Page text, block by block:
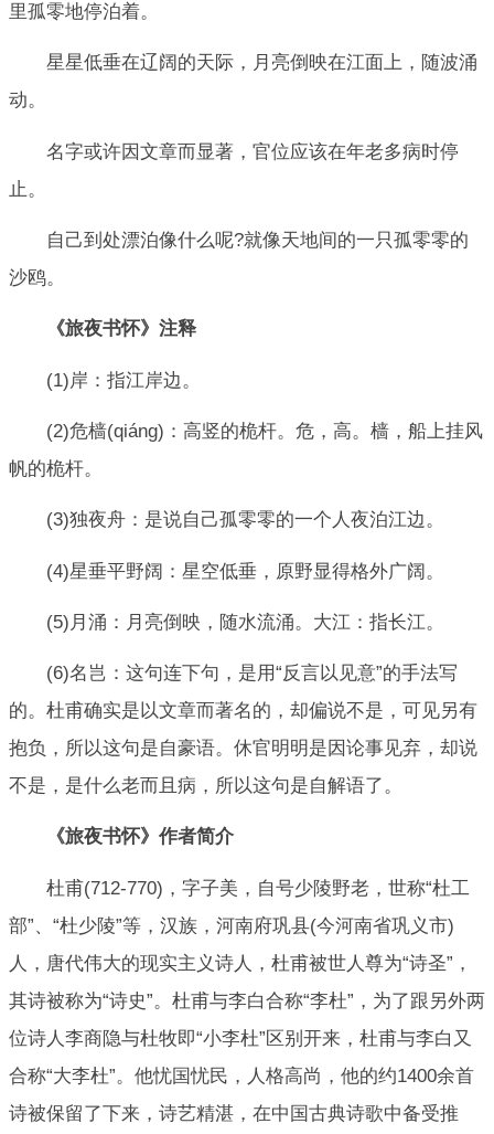
里孤零地停泊着。
星星低垂在辽阔的天际，月亮倒映在江面上，随波涌
动。
名字或许因文章而显著，官位应该在年老多病时停
止。
自己到处漂泊像什么呢?就像天地间的一只孤零零的
沙鸥。
《旅夜书怀》注释
(1)岸：指江岸边。
(2)危樯(qiáng)：高竖的桅杆。危，高。樯，船上挂风
帆的桅杆。
(3)独夜舟：是说自己孤零零的一个人夜泊江边。
(4)星垂平野阔：星空低垂，原野显得格外广阔。
(5)月涌：月亮倒映，随水流涌。大江：指长江。
(6)名岂：这句连下句，是用“反言以见意”的手法写
的。杜甫确实是以文章而著名的，却偏说不是，可见另有
抱负，所以这句是自豪语。休官明明是因论事见弃，却说
不是，是什么老而且病，所以这句是自解语了。
《旅夜书怀》作者简介
杜甫(712-770)，字子美，自号少陵野老，世称“杜工
部”、“杜少陵”等，汉族，河南府巩县(今河南省巩义市)
人，唐代伟大的现实主义诗人，杜甫被世人尊为“诗圣”，
其诗被称为“诗史”。杜甫与李白合称“李杜”，为了跟另外两
位诗人李商隐与杜牧即“小李杜”区别开来，杜甫与李白又
合称“大李杜”。他忧国忧民，人格高尚，他的约1400余首
诗被保留了下来，诗艺精湛，在中国古典诗歌中备受推